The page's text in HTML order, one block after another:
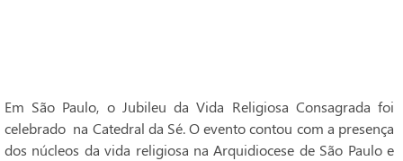
Em São Paulo, o Jubileu da Vida Religiosa Consagrada foi
celebrado na Catedral da Sé. O evento contou com a presença
dos núcleos da vida religiosa na Arquidiocese de São Paulo e